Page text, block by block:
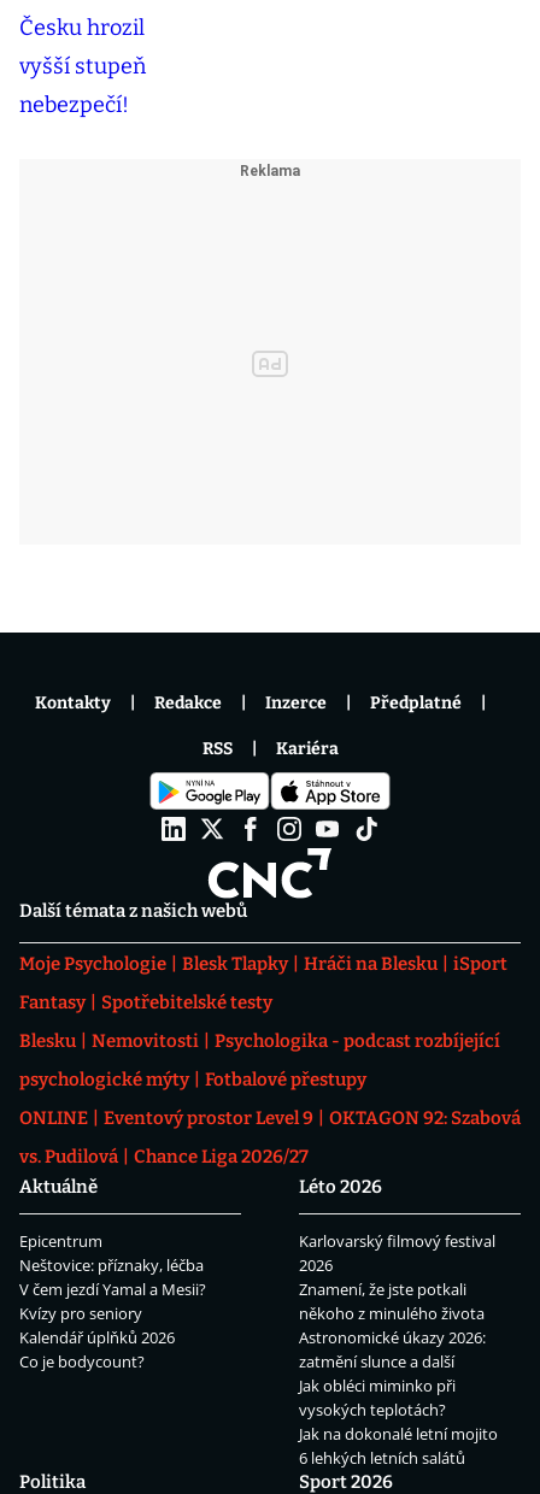
Další témata z našich webů
Moje Psychologie Blesk Tlapky Hráči na Blesku
iSport
Fantasy
Spotřebitelské testy
Blesku
Nemovitosti
Psychologika - podcast rozbíjející
psychologické mýty
Fotbalové přestupy
ONLINE
Eventový prostor Level 9
OKTAGON 92: Szabová
vs. Pudilová
Chance Liga 2026/27
Aktuálně
Epicentrum
Neštovice: příznaky, léčba
V čem jezdí Yamal a Mesii?
Kvízy pro seniory
Kalendář úplňků 2026
Co je bodycount?
Léto 2026
Karlovarský filmový festival
2026
Znamení, že jste potkali
někoho z minulého života
Astronomické úkazy 2026:
zatmění slunce a další
Jak obléci miminko při
vysokých teplotách?
Jak na dokonalé letní mojito
6 lehkých letních salátů
Politika
Sport 2026
Kontakty Redakce Inzerce Předplatné
RSS Kariéra